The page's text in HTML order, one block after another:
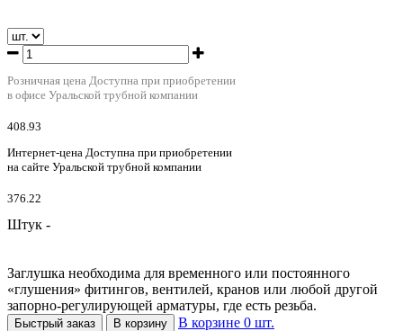
Розничная цена Доступна при приобретении
в офисе Уральской трубной компании
408.93
Интернет-цена Доступна при приобретении
на сайте Уральской трубной компании
376.22
Штук -
Заглушка необходима для временного или постоянного
«глушения» фитингов, вентилей, кранов или любой другой
запорно-регулирующей арматуры, где есть резьба.
Быстрый заказ В корзину В корзине 0 шт.